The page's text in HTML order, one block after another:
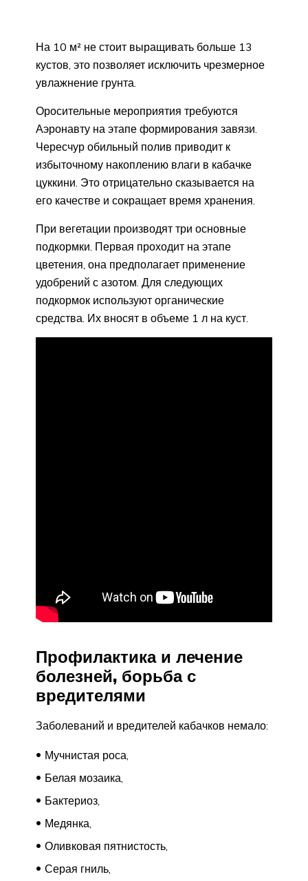
На 10 м² не стоит выращивать больше 13
кустов, это позволяет исключить чрезмерное
увлажнение грунта.
Оросительные мероприятия требуются
Аэронавту на этапе формирования завязи.
Чересчур обильный полив приводит к
избыточному накоплению влаги в кабачке
цуккини. Это отрицательно сказывается на
его качестве и сокращает время хранения.
При вегетации производят три основные
подкормки. Первая проходит на этапе
цветения, она предполагает применение
удобрений с азотом. Для следующих
подкормок используют органические
средства. Их вносят в объеме 1 л на куст.
Профилактика и лечение
болезней, борьба с
вредителями
Заболеваний и вредителей кабачков немало:
Мучнистая роса,
Белая мозаика,
Бактериоз,
Медянка,
Оливковая пятнистость,
Серая гниль,